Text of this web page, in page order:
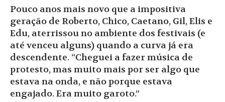
Pouco anos mais novo que a impositiva
geração de Roberto, Chico, Caetano, Gil, Elis e
Edu, aterrissou no ambiente dos festivais (e
até venceu alguns) quando a curva já era
descendente. “Cheguei a fazer música de
protesto, mas muito mais por ser algo que
estava na onda, e não porque estava
engajado. Era muito garoto.”